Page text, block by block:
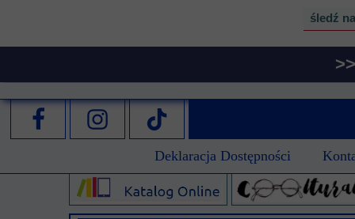
śledź
Deklaracja Dostępności